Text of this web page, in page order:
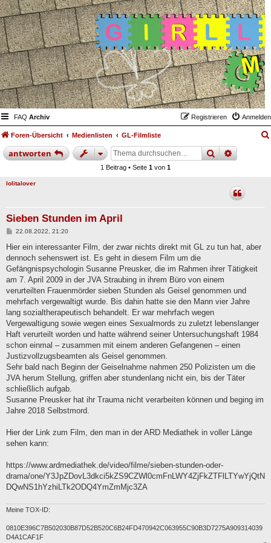
FAQ Archiv Anmelden
Registrieren
Foren-Übersicht Medienlisten GL-Filmliste
antworten suche
1 Beitrag • Seite 1 von 1
lolitalover
Sieben Stunden im April
B
i
r
a
22.08.2022, 21:20
Hier ein interessanter Film, der zwar nichts direkt mit GL zu tun hat, aber
dennoch sehenswert ist. Es geht in diesem Film um die
Gefängnispsychologin Susanne Preusker, die im Rahmen ihrer Tätigkeit
am 7. April 2009 in der JVA Straubing in ihrem Büro von einem
verurteilten Frauenmörder sieben Stunden als Geisel genommen und
mehrfach vergewaltigt wurde. Bis dahin hatte sie den Mann vier Jahre
lang sozialtherapeutisch behandelt. Er war mehrfach wegen
Vergewaltigung sowie wegen eines Sexualmords zu zuletzt lebenslanger
Haft verurteilt worden und hatte während seiner Untersuchungshaft 1984
schon einmal – zusammen mit einem anderen Gefangenen – einen
Justizvollzugsbeamten als Geisel genommen.
Sehr bald nach Beginn der Geiselnahme nahmen 250 Polizisten um die
JVA herum Stellung, griffen aber stundenlang nicht ein, bis der Täter
schließlich aufgab.
Susanne Preusker hat ihr Trauma nicht verarbeiten können und beging im
Jahre 2018 Selbstmord.
Hier der Link zum Film, den man in der ARD Mediathek in voller Länge
sehen kann:
https://www.ardmediathek.de/video/filme/sieben-stunden-oder-
drama/one/Y3JpZDovL3dkci5kZS9CZWl0cmFnLWY4ZjFkZTFlLTYwYjQtN
DQwNS1hYzhiLTk2ODQ4YmZmMjc3ZA
Meine TOX-ID:
0810E396C7B502030B87D52B520C6B24FD470942C063955C90B3D7275A909314039
D4A1CAF1F